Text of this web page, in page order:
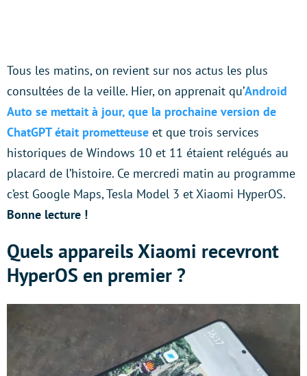
Tous les matins, on revient sur nos actus les plus
consultées de la veille. Hier, on apprenait qu’Android
Auto se mettait à jour, que la prochaine version de
ChatGPT était prometteuse et que trois services
historiques de Windows 10 et 11 étaient relégués au
placard de l’histoire. Ce mercredi matin au programme
c’est Google Maps, Tesla Model 3 et Xiaomi HyperOS.
Bonne lecture !
Quels appareils Xiaomi recevront
HyperOS en premier ?